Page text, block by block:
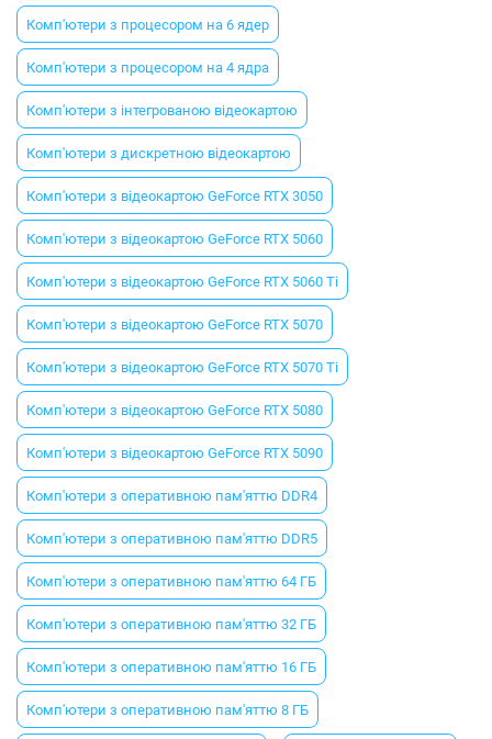
Комп'ютери з процесором на 6 ядер
Комп'ютери з процесором на 4 ядра
Комп'ютери з інтегрованою відеокартою
Комп'ютери з дискретною відеокартою
Комп'ютери з відеокартою GeForce RTX 3050
Комп'ютери з відеокартою GeForce RTX 5060
Комп'ютери з відеокартою GeForce RTX 5060 Ti
Комп'ютери з відеокартою GeForce RTX 5070
Комп'ютери з відеокартою GeForce RTX 5070 Ti
Комп'ютери з відеокартою GeForce RTX 5080
Комп'ютери з відеокартою GeForce RTX 5090
Комп'ютери з оперативною пам'яттю DDR4
Комп'ютери з оперативною пам'яттю DDR5
Комп'ютери з оперативною пам'яттю 64 ГБ
Комп'ютери з оперативною пам'яттю 32 ГБ
Комп'ютери з оперативною пам'яттю 16 ГБ
Комп'ютери з оперативною пам'яттю 8 ГБ